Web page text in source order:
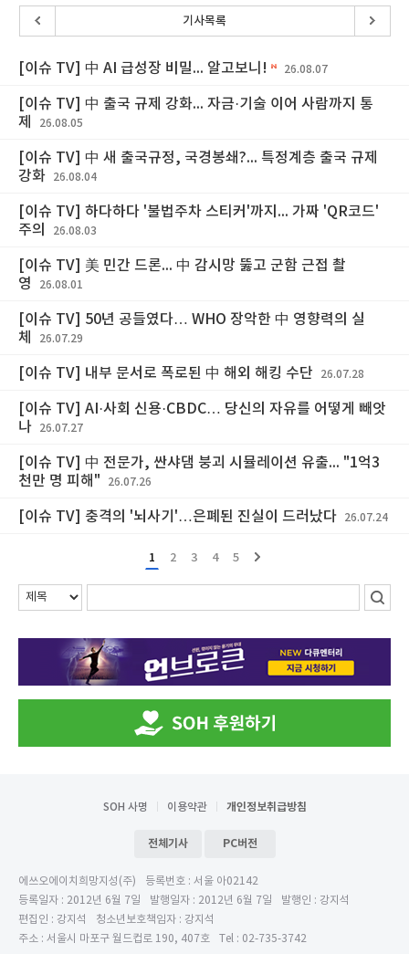
기사목록
[이슈 TV] 中 AI 급성장 비밀... 알고보니! 26.08.07
[이슈 TV] 中 출국 규제 강화... 자금·기술 이어 사람까지 통
제
26.08.05
[이슈 TV] 中 새 출국규정, 국경봉쇄?... 특정계층 출국 규제
강화
26.08.04
[이슈 TV] 하다하다 '불법주차 스티커'까지... 가짜 'QR코드'
주의
26.08.03
[이슈 TV] 美 민간 드론... 中 감시망 뚫고 군함 근접 촬
영
26.08.01
[이슈 TV] 50년 공들였다… WHO 장악한 中 영향력의 실
체
26.07.29
[이슈 TV] 내부 문서로 폭로된 中 해외 해킹 수단 26.07.28
[이슈 TV] AI·사회 신용·CBDC… 당신의 자유를 어떻게 빼앗
나
26.07.27
[이슈 TV] 中 전문가, 싼샤댐 붕괴 시뮬레이션 유출... "1억3
천만 명 피해"
26.07.26
[이슈 TV] 충격의 '뇌사기'…은폐된 진실이 드러났다 26.07.24
1 2 3 4 5
SOH 사명 이용약관 개인정보취급방침
전체기사 PC버전
에쓰오에이치희망지성(주)
등록번호 : 서울 아02142
등록일자 : 2012년 6월 7일
발행일자 : 2012년 6월 7일
발행인 : 강지석
편집인 : 강지석
청소년보호책임자 : 강지석
주소 : 서울시 마포구 월드컵로 190, 407호
Tel : 02-735-3742